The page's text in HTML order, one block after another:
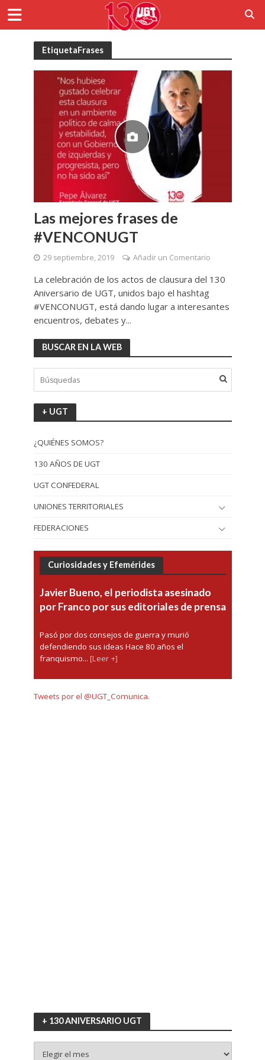
EtiquetaFrases
Las mejores frases de
#VENCONUGT
29 septiembre, 2019 Añadir un Comentario
La celebración de los actos de clausura del 130
Aniversario de UGT, unidos bajo el hashtag
#VENCONUGT, está dando lugar a interesantes
encuentros, debates y...
BUSCAR EN LA WEB
+ UGT
¿QUIÉNES SOMOS?
130 AÑOS DE UGT
UGT CONFEDERAL
UNIONES TERRITORIALES
FEDERACIONES
Curiosidades y Efemérides
Javier Bueno, el periodista asesinado
por Franco por sus editoriales de prensa
Pasó por dos consejos de guerra y murió
defendiendo sus ideas Hace 80 años el
franquismo... [Leer +]
Tweets por el @UGT_Comunica.
+ 130 ANIVERSARIO UGT
130